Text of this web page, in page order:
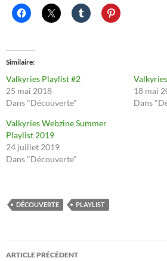
Similaire
Valkyries Playlist #2
25 mai 2018
Dans "Découverte"
18 mai
Dans
Valkyries Webzine Summer
Playlist 2019
24 juillet 2019
Dans "Découverte"
DÉCOUVERTE PLAYLIST
Navigation
ARTICLE PRÉCÉDENT